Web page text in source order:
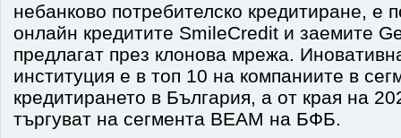
небанково потребителско кредитиране, е
онлайн кредитите SmileCredit и заемите
предлагат през клонова мрежа.
институция е в топ 10 на компаниите в
кредитирането в България, а от края на
търгуват на сегмента ВЕАМ на БФБ.